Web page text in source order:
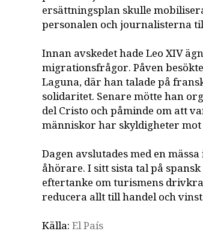
ersättningsplan skulle
personalen och journalisterna
Innan avskedet hade Leo XIV
migrationsfrågor. Påven
Laguna, där han talade på
solidaritet. Senare mötte han
del Cristo och påminde om att
människor har skyldigheter mot
Dagen avslutades med en
åhörare. I sitt sista tal på
eftertanke om turismens
reducera allt till handel och
Källa:El País